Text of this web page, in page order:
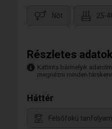
Nőt 25-
Részletes adatok
Kattints bármelyik
megnézni minden
Háttér
Felsőfokú